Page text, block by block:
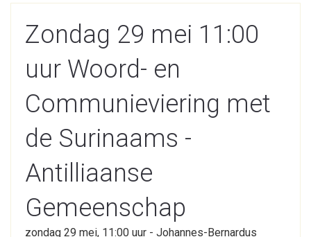
Zondag 29 mei 11:00
uur Woord- en
Communieviering met
de Surinaams -
Antilliaanse
Gemeenschap
zondag 29 mei, 11:00 uur - Johannes-Bernardus